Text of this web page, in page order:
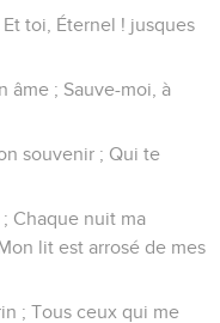
toi, Éternel ! jusques
âme ; Sauve-moi, à
souvenir ; Qui te
Chaque nuit ma
lit est arrosé de mes
; Tous ceux qui me